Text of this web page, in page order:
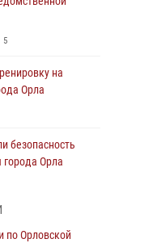
5
на
Орла
безопасность
города Орла
Управления
в митинге в честь
по Орловской